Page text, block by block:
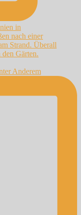
Anderem